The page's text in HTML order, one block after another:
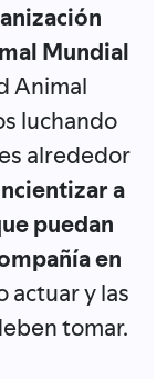
Mundial
Animal
luchando
alrededor
a
puedan
en
actuar y las
tomar.